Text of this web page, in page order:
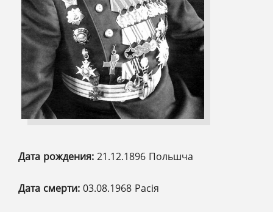
Дата рождения: 21.12.1896 Польшча
Дата смерти: 03.08.1968 Расія